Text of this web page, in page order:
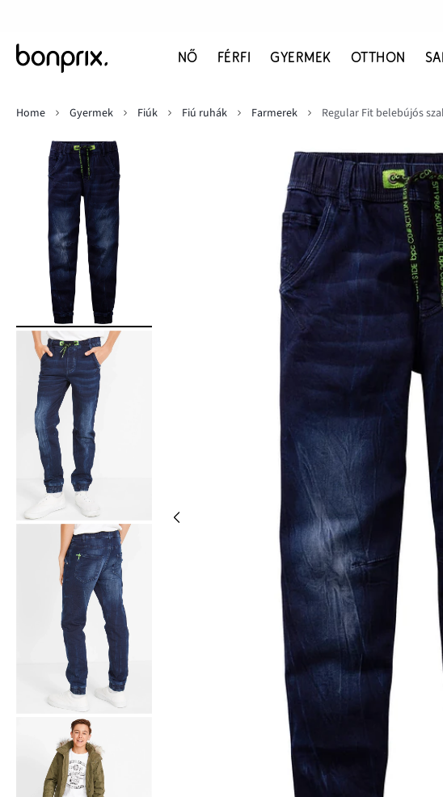
NŐ FÉRFI GYERMEK OTTHON
Home
Gyermek Fiúk Fiú ruhák Farmerek Regular Fit belebújós